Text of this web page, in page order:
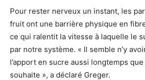
Pour rester nerveux un instant, les
fruit ont une barrière physique en
ce qui ralentit la vitesse à laquelle le
par notre système. « Il semble n’y
l’apport en sucre aussi longtemps
souhaite », a déclaré Greger.